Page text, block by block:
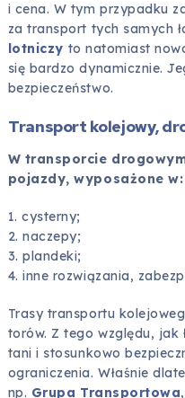
i cena. W tym przypadku
za transport tych samych
lotniczy to natomiast
się bardzo dynamicznie.
bezpieczeństwo.
Transport kolejowy,
W transporcie
pojazdy, wyposażone w:
1. cysterny;
2. naczepy;
3. plandeki;
4. inne rozwiązania,
Trasy transportu
torów. Z tego względu, jak
tani i stosunkowo
ograniczenia. Właśnie
np. Grupa Transportowa